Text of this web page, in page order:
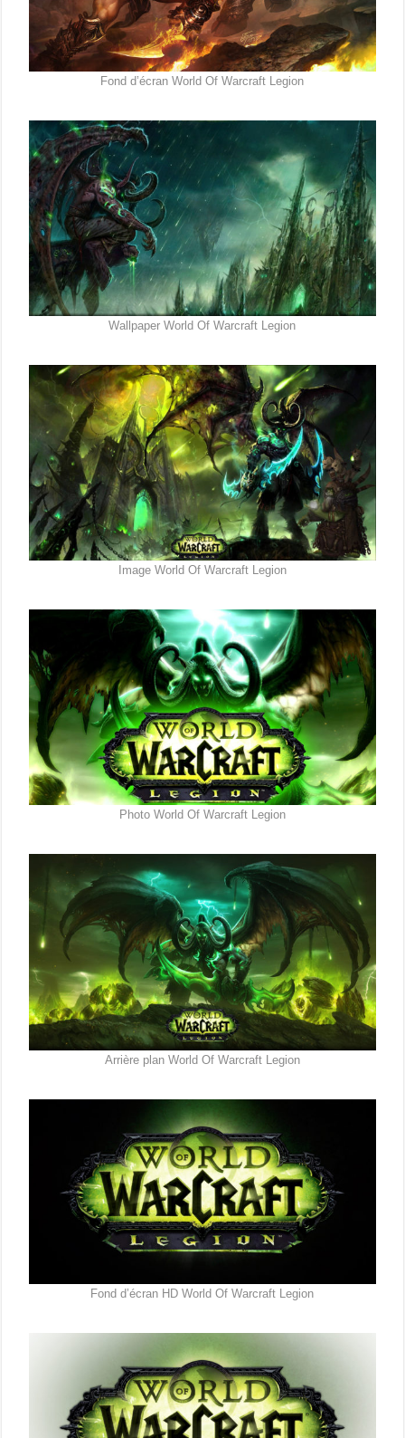
Fond d’écran World Of Warcraft Legion
Wallpaper World Of Warcraft Legion
Image World Of Warcraft Legion
Photo World Of Warcraft Legion
Arrière plan World Of Warcraft Legion
Fond d’écran HD World Of Warcraft Legion